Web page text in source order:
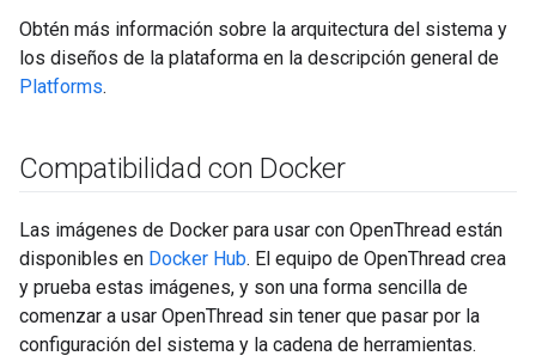
Obtén más información sobre la arquitectura del sistema y
los diseños de la plataforma en la descripción general de
Platforms.
Compatibilidad con Docker
Las imágenes de Docker para usar con OpenThread están
disponibles en Docker Hub. El equipo de OpenThread crea
y prueba estas imágenes, y son una forma sencilla de
comenzar a usar OpenThread sin tener que pasar por la
configuración del sistema y la cadena de herramientas.